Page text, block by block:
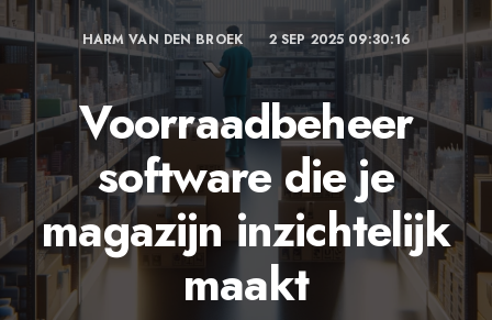
HARM VAN DEN BROEK 2 SEP 2025 09:30:16
Voorraadbeheer
software die je
magazijn inzichtelijk
maakt